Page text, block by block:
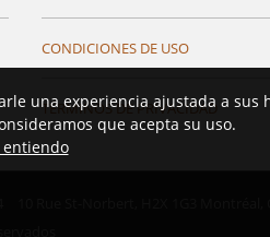
CONDICIONES DE USO
TÉRMINOS DE PRIVACIDAD
una experiencia ajustada a sus
que acepta su uso.
entiendo